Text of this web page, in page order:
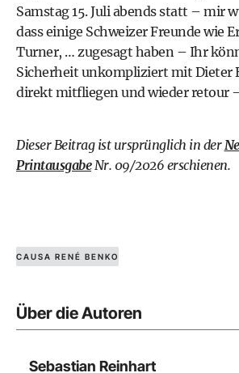
Samstag 15. Juli abends statt – mir
dass einige Schweizer Freunde wie
Turner, … zugesagt haben – Ihr
Sicherheit unkompliziert mit Dieter
direkt mitfliegen und wieder retour
Dieser Beitrag ist ursprünglich in der
PrintausgabeNr. 09/2026 erschienen.
CAUSA RENÉ BENKO
Über die Autoren
Sebastian Reinhart